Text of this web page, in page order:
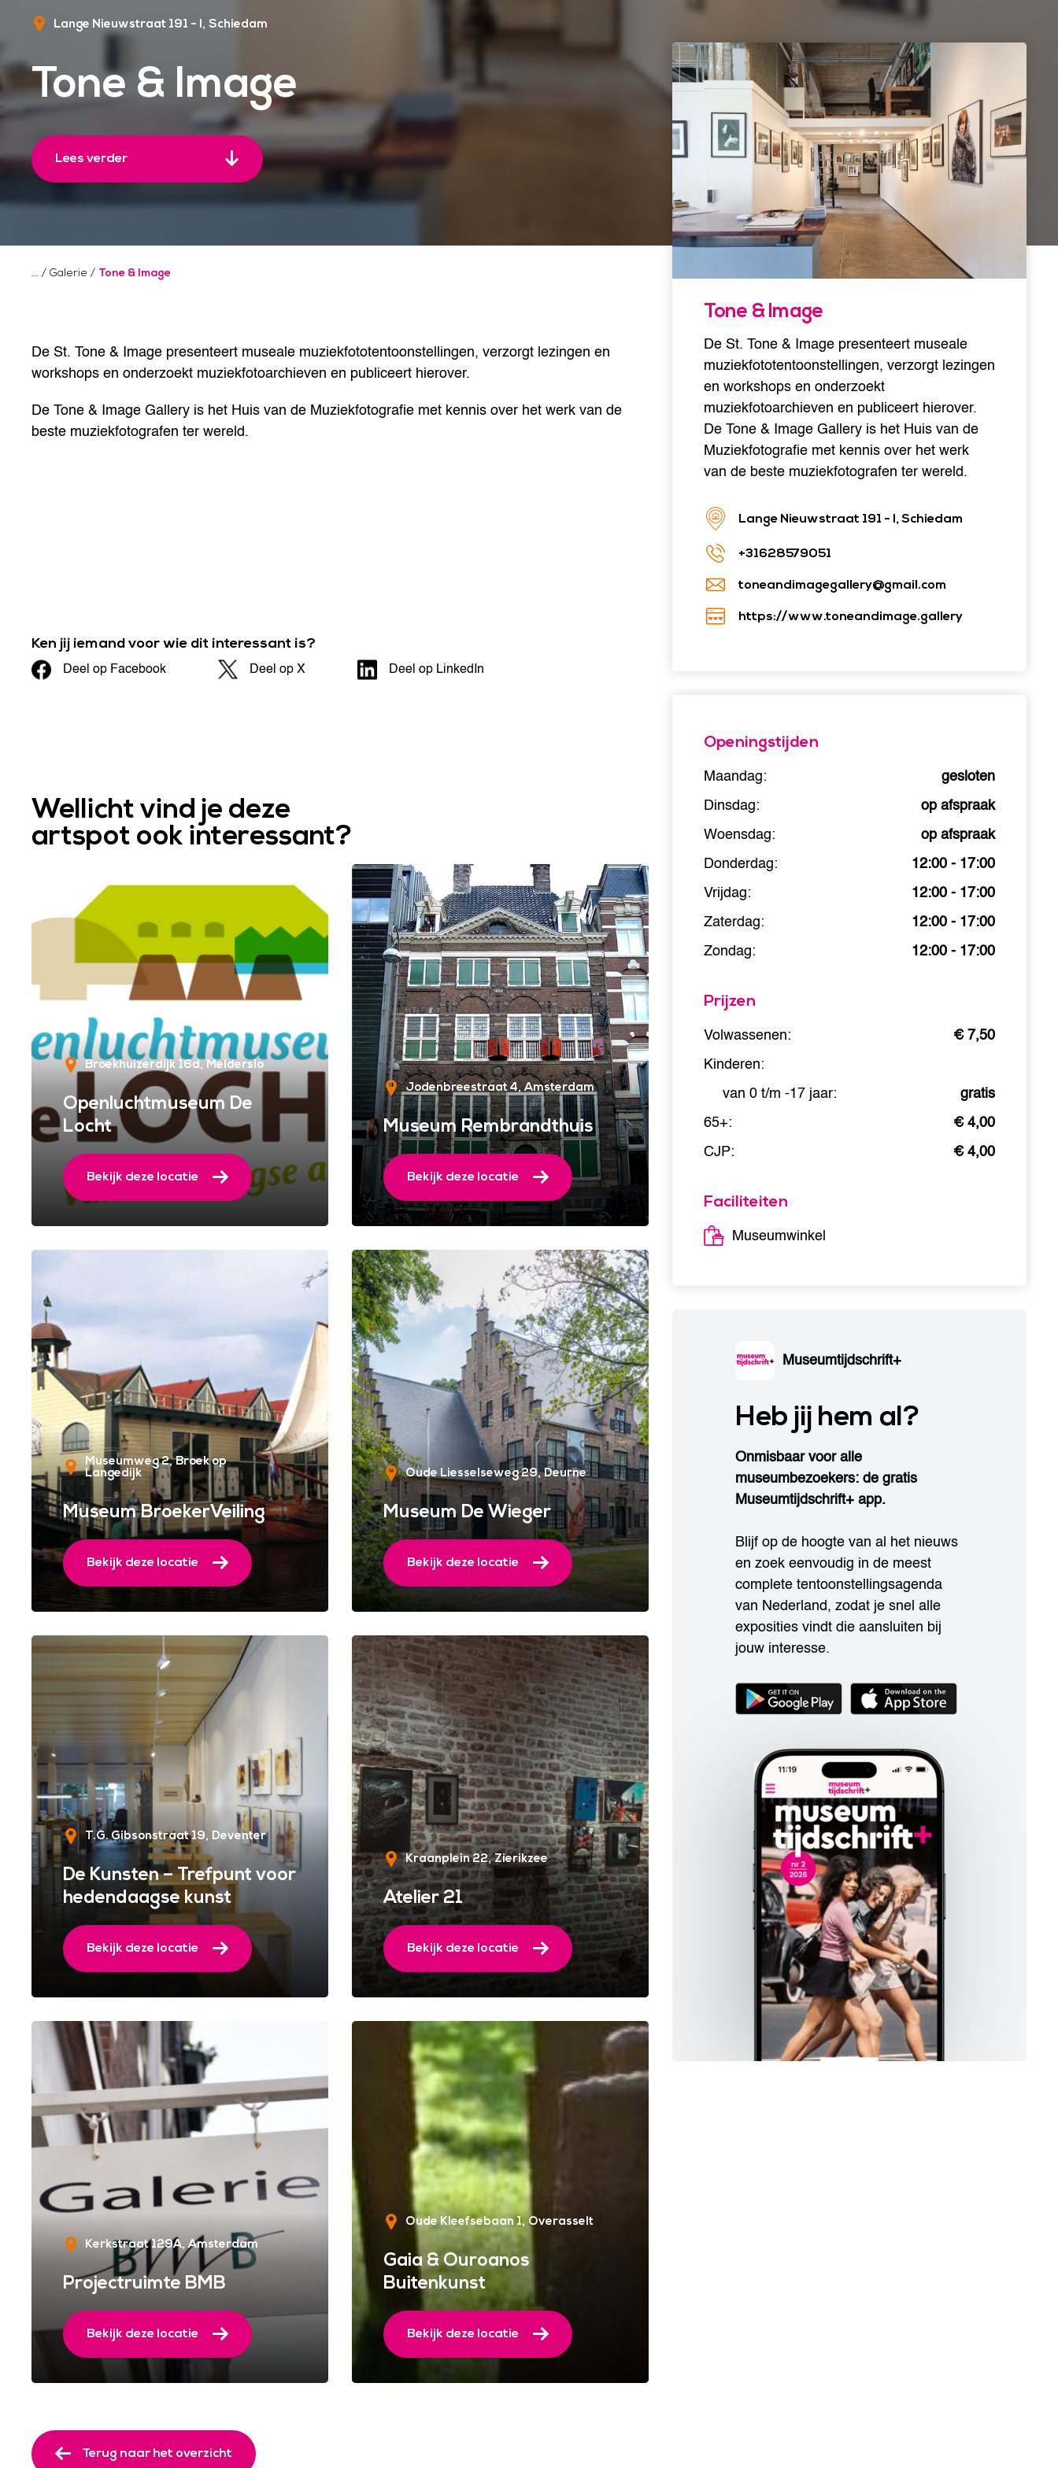
Lange Nieuwstraat 191 - I Schiedam
Tone & Image
Lees verder
/ Galerie / Tone & Image
De St. Tone & Image presenteert museale muziekfototentoonstellingen, verzorgt lezingen en
workshops en onderzoekt muziekfotoarchieven en publiceert hierover.
De Tone & Image Gallery is het Huis van de Muziekfotografie met kennis over het werk van de
beste muziekfotografen ter wereld.
Ken jij iemand voor wie dit interessant is?
Deel op Facebook Deel op X Deel op LinkedIn
Wellicht vind je deze
artspot ook interessant?
Broekhuizerdijk 16d Melderslo
Openluchtmuseum De
Locht
Bekijk deze locatie
Jodenbreestraat 4 Amsterdam
Museum Rembrandthuis
Bekijk deze locatie
Museumweg 2 Broek op
Langedijk
Museum BroekerVeiling
Bekijk deze locatie
Oude Liesselseweg 29 Deurne
Museum De Wieger
Bekijk deze locatie
T.G. Gibsonstraat 19 Deventer
De Kunsten – Trefpunt voor
hedendaagse kunst
Bekijk deze locatie
Kraanplein 22 Zierikzee
Atelier 21
Bekijk deze locatie
Kerkstraat 129A Amsterdam
Projectruimte BMB
Bekijk deze locatie
Oude Kleefsebaan 1 Overasselt
Gaia & Ouroanos
Buitenkunst
Bekijk deze locatie
Terug naar het overzicht
Tone & Image
De St. Tone & Image presenteert museale
muziekfototentoonstellingen, verzorgt lezingen
en workshops en onderzoekt
muziekfotoarchieven en publiceert hierover.
De Tone & Image Gallery is het Huis van de
Muziekfotografie met kennis over het werk
van de beste muziekfotografen ter wereld.
Lange Nieuwstraat 191 - I, Schiedam
+31628579051
toneandimagegallery@gmail.com
https://www.toneandimage.gallery
Openingstijden
Maandag:
gesloten
Dinsdag:
op afspraak
Woensdag:
op afspraak
Donderdag:
12:00 - 17:00
Vrijdag:
12:00 - 17:00
Zaterdag:
12:00 - 17:00
Zondag:
12:00 - 17:00
Prijzen
Volwassenen:
€ 7,50
Kinderen:
van 0 t/m -17 jaar:
gratis
65+:
€ 4,00
CJP:
€ 4,00
Faciliteiten
Museumwinkel
Museumtijdschrift+
Heb jij hem al?
Onmisbaar voor alle
museumbezoekers: de gratis
Museumtijdschrift+ app.
Blijf op de hoogte van al het nieuws
en zoek eenvoudig in de meest
complete tentoonstellingsagenda
van Nederland, zodat je snel alle
exposities vindt die aansluiten bij
jouw interesse.